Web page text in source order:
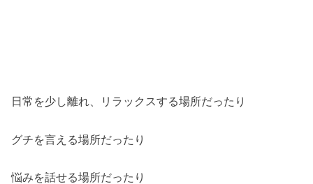
日常を少し離れ、リラックスする場所だったり
グチを言える場所だったり
悩みを話せる場所だったり